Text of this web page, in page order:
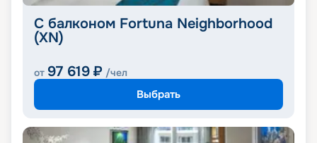
С балконом Fortuna Neighborhood
(XN)
от 97 619 ₽ /чел
Выбрать